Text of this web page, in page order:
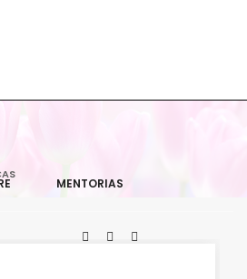
MENTORIAS